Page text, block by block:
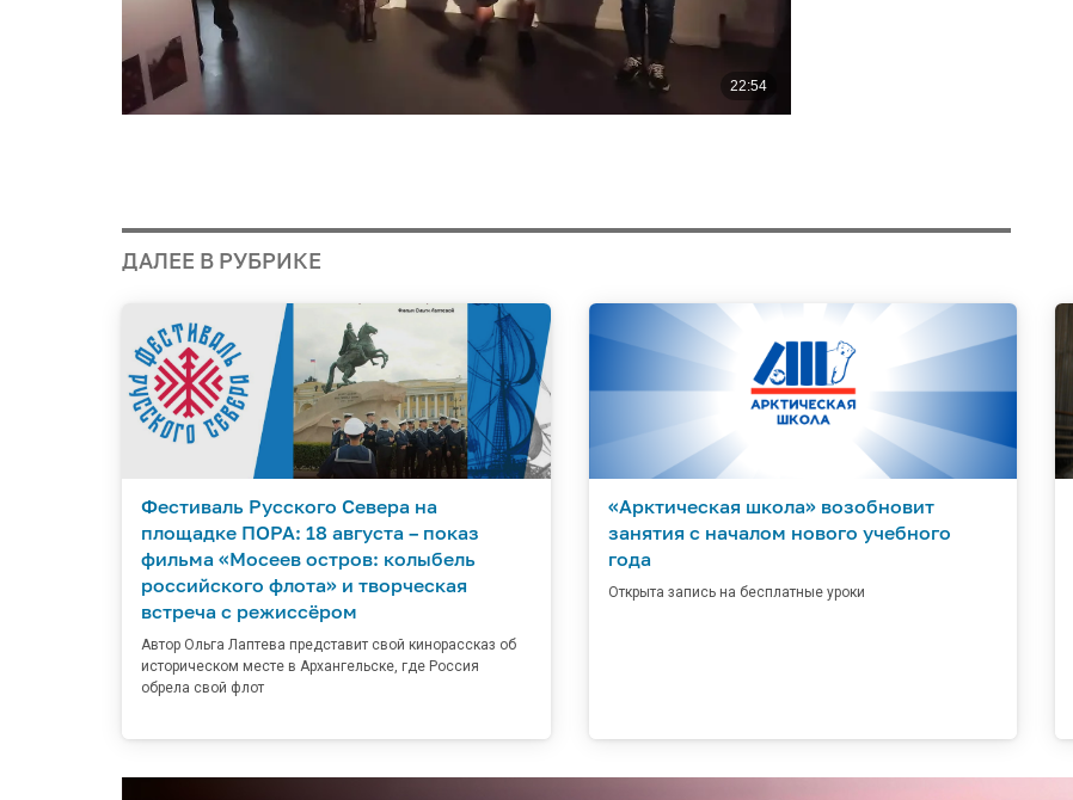
ДАЛЕЕ В РУБРИКЕ
Фестиваль Русского Севера на
площадке ПОРА: 18 августа – показ
фильма «Мосеев остров: колыбель
российского флота» и творческая
встреча с режиссёром
Автор Ольга Лаптева представит свой кинорассказ об
историческом месте в Архангельске, где Россия
обрела свой флот
«Арктическая школа» возобновит
занятия с началом нового учебного
года
Открыта запись на бесплатные уроки